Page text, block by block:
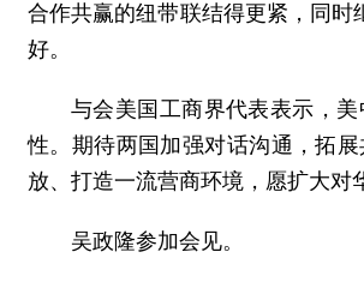
合作共赢的纽带联结得更紧，同
好。
与会美国工商界代表表示，
性。期待两国加强对话沟通，拓
放、打造一流营商环境，愿扩大
吴政隆参加会见。